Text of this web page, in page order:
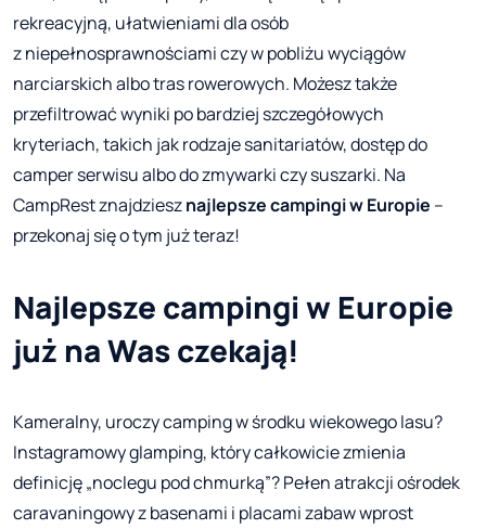
rekreacyjną, ułatwieniami dla osób
z niepełnosprawnościami czy w pobliżu wyciągów
narciarskich albo tras rowerowych. Możesz także
przefiltrować wyniki po bardziej szczegółowych
kryteriach, takich jak rodzaje sanitariatów, dostęp do
camper serwisu albo do zmywarki czy suszarki. Na
CampRest znajdziesznajlepsze campingi w Europie –
przekonaj się o tym już teraz!
Najlepsze campingi w Europie
już na Was czekają!
Kameralny, uroczy camping w środku wiekowego lasu?
Instagramowy glamping, który całkowicie zmienia
definicję „noclegu pod chmurką”? Pełen atrakcji ośrodek
caravaningowy z basenami i placami zabaw wprost